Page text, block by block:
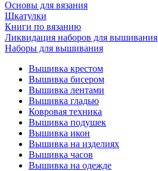
Основы для вязания
Шкатулки
Книги по вязанию
Ликвидация наборов для вышивания
Наборы для вышивания
Вышивка крестом
Вышивка бисером
Вышивка лентами
Вышивка гладью
Ковровая техника
Вышивка подушек
Вышивка икон
Вышивка на изделиях
Вышивка часов
Вышивка на одежде